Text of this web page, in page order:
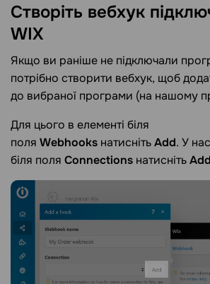
Створіть вебхук
WIX
Якщо ви раніше не підключали
потрібно створити вебхук, щоб
до вибраної програми (на нашому
Для цього в елементі біля
поля Webhooks натиснітьAdd. У
біля поля Connections натиснітьAdd